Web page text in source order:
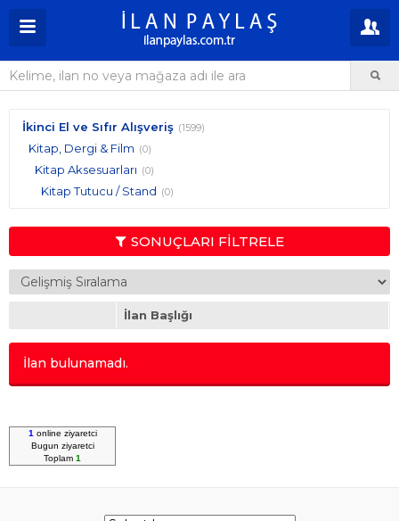
İkinci El ve Sıfır Alışveriş (1599)
Kitap, Dergi & Film (0)
Kitap Aksesuarları (0)
Kitap Tutucu / Stand (0)
SONUÇLARI FİLTRELE
İlan Başlığı
İlan bulunamadı.
1 online ziyaretci
Bugun ziyaretci
Toplam 1